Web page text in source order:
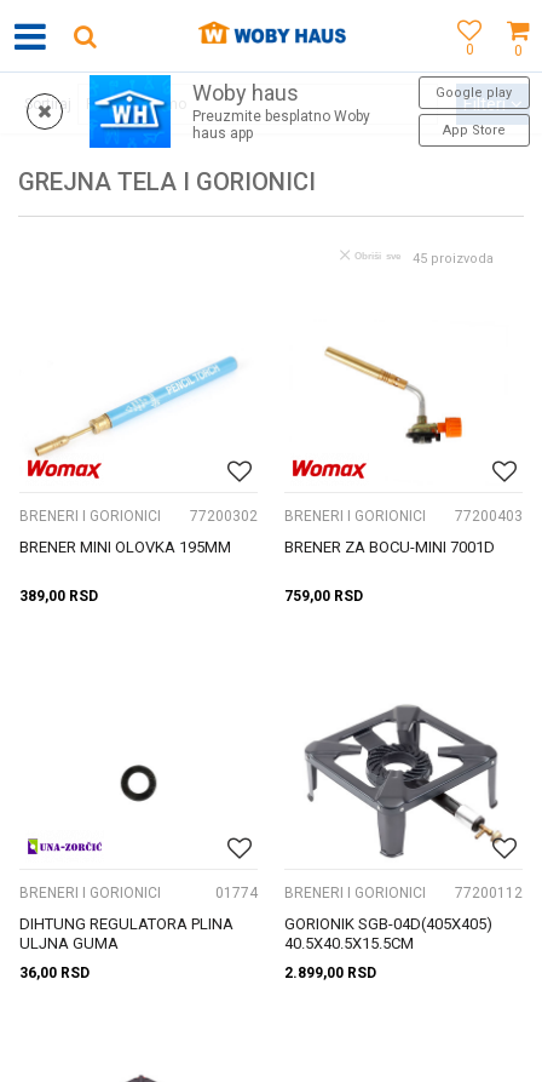
0
0
Woby haus
Preuzmite besplatno Woby
haus app
Google play
App Store
WOBY KARTICA NAGRAĐUJE SVAKU KUPOVINU!
GREJNA TELA I GORIONICI
Sortiraj Filteri
45 proizvoda
Obriši sve
BRENERI I GORIONICI 77200302
BRENER MINI OLOVKA 195MM
389,00 RSD
BRENERI I GORIONICI 77200403
BRENER ZA BOCU-MINI 7001D
759,00 RSD
BRENERI I GORIONICI 01774
DIHTUNG REGULATORA PLINA
ULJNA GUMA
36,00 RSD
BRENERI I GORIONICI 77200112
GORIONIK SGB-04D(405X405)
40.5X40.5X15.5CM
2.899,00 RSD